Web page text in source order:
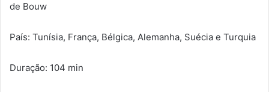
de Bouw
País: Tunísia, França, Bélgica, Alemanha, Suécia e Turquia
Duração: 104 min